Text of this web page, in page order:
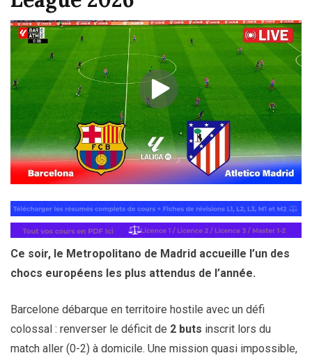
Ce soir, le Metropolitano de Madrid accueille l’un des
chocs européens les plus attendus de l’année.
Barcelone débarque en territoire hostile avec un défi
colossal : renverser le déficit de 2 buts inscrit lors du
match aller (0-2) à domicile. Une mission quasi impossible,